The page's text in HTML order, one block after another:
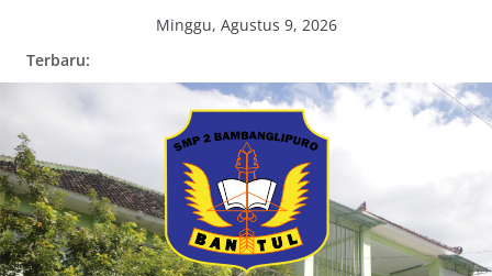
Minggu, Agustus 9, 2026
Terbaru: